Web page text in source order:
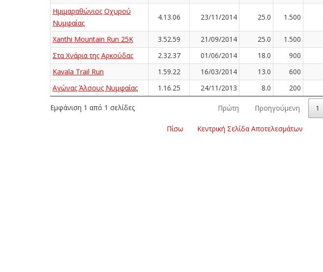
Ημιμαραθώνιος Οχυρού
Νυμφαίας
4.13.06 23/11/2014 25.0 1.500
Xanthi Mountain Run 25K 3.52.59 21/09/2014 25.0 1.500
Στα Χνάρια της Αρκούδας
2.32.37 01/06/2014 18.0 900
Kavala Trail Run
1.59.22 16/03/2014 13.0 600
Αγώνας Άλσους Νυμφαίας
1.16.25 24/11/2013 8.0 200
Εμφάνιση 1 από 1 σελίδες Πρώτη Προηγούμενη 1
Πίσω Κεντρική Σελίδα Αποτελεσμάτων